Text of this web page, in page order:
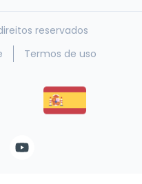
reservados
Termos de uso
Y
o